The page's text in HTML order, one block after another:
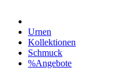
Urnen
Kollektionen
Schmuck
%Angebote